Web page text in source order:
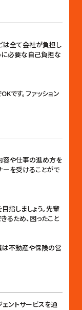
は全て会社が負担し
に必要な自己負担な
です。ファッション
容や仕事の進め方を
ーを受けることがで
指しましょう。先輩
るため、困ったこと
は不動産や保険の営
ントサービスを通